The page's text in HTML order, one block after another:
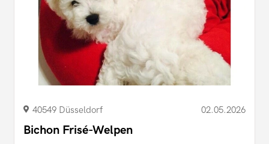
40549 Düsseldorf 02.05.2026
Bichon Frisé-Welpen